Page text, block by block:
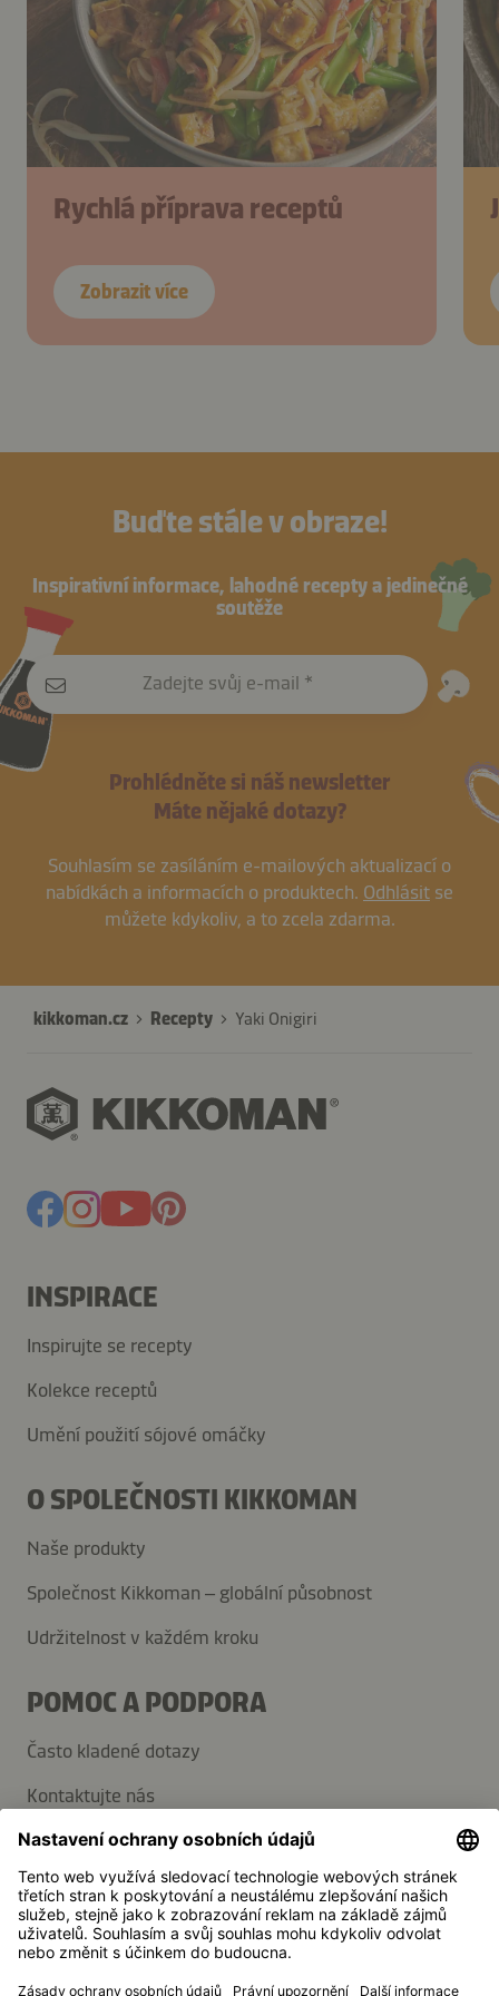
Rychlá příprava receptů
Zobrazit více
Buďte stále v obraze!
Inspirativní informace, lahodné recepty a jedinečné
soutěže
Zadejte svůj e-mail
Prohlédněte si náš newsletter
Máte nějaké dotazy?
Souhlasím se zasíláním e-mailových aktualizací o
nabídkách a informacích o produktech. Odhlásit se
můžete kdykoliv, a to zcela zdarma.
kikkoman.cz Recepty Yaki Onigiri
INSPIRACE
Inspirujte se recepty
Kolekce receptů
Umění použití sójové omáčky
O SPOLEČNOSTI KIKKOMAN
Naše produkty
Společnost Kikkoman – globální působnost
Udržitelnost v každém kroku
POMOC A PODPORA
Často kladené dotazy
Kontaktujte nás
Přihlaste se k odběru novinek
Média
Kikkoman je registrovaná ochranná známka společnosti
Kikkoman Corporation, Japonsko.